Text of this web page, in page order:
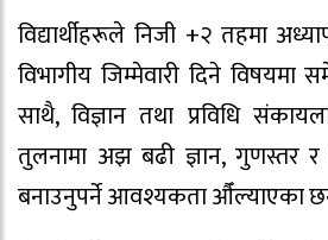
विद्यार्थीहरूले निजी +२ तहमा
विभागीय जिम्मेवारी दिने विषयमा
साथै, विज्ञान तथा प्रविधि
तुलनामा अझ बढी ज्ञान, गुणस्तर र
बनाउनुपर्ने आवश्यकता औँल्याएका